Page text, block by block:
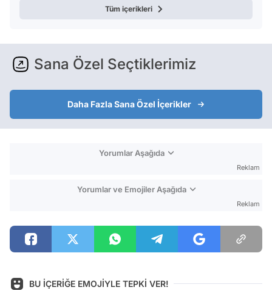
Tüm içerikleri
Sana Özel Seçtiklerimiz
Daha Fazla Sana Özel İçerikler
Yorumlar Aşağıda
Reklam
Yorumlar ve Emojiler Aşağıda
Reklam
BU İÇERİĞE EMOJİYLE TEPKİ VER!